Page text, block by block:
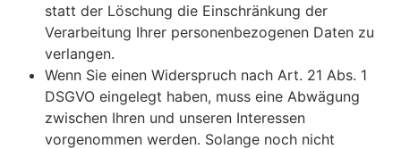
statt der Löschung die Einschränkung der
Verarbeitung Ihrer personenbezogenen Daten zu
verlangen.
Wenn Sie einen Widerspruch nach Art. 21 Abs. 1
DSGVO eingelegt haben, muss eine Abwägung
zwischen Ihren und unseren Interessen
vorgenommen werden. Solange noch nicht